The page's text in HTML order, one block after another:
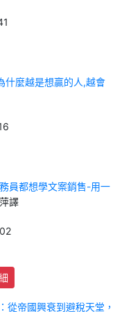
什麼越是想贏的人,越會
員都想學文案銷售-用一
200%暢銷效果!_川上徹
譯
從帝國興衰到避稅天堂，